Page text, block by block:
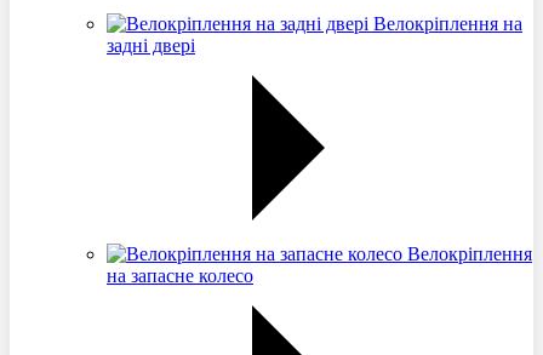
Велокріплення на
задні двері
Велокріплення
на запасне колесо